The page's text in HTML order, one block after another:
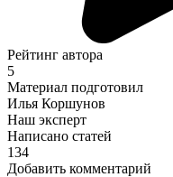
Рейтинг автора
5
Материал подготовил
Илья Коршунов
Наш эксперт
Написано статей
134
Добавить комментарий